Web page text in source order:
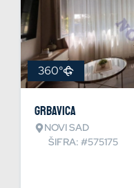
360°
Grbavica
NOVI SAD
ŠIFRA: #575175